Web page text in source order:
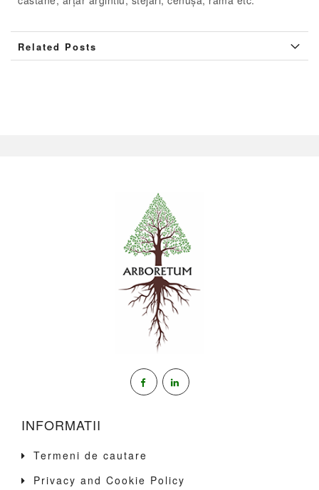
Related Posts
INFORMATII
Termeni de cautare
Privacy and Cookie Policy